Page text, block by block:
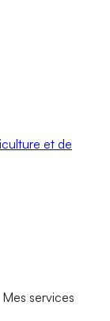
et de
Mes services